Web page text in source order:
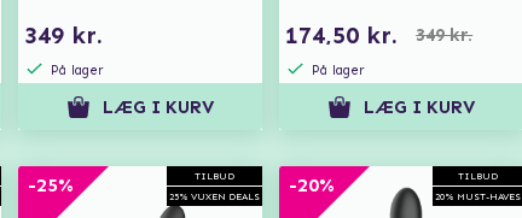
FUN
349 kr.
På lager
LÆG I KURV
174,50 kr. 349 kr.
På lager
LÆG I KURV
TILBUD
25% VUXEN DEALS
-25%
TILBUD
20% MUST-HAVES
-20%